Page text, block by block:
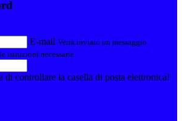
E-mail Verrà inviato un messaggio
istruzioni necessarie.
di controllare la casella di posta elettronica!